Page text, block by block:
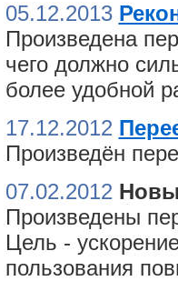
05.12.2013
Произведена
чего должно
более удобной
17.12.2012
Произведён
07.02.2012
Произведены
Цель -
пользования